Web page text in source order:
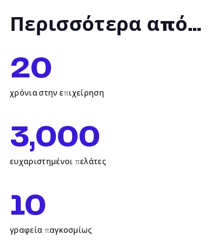
Περισσότερα από…
20
χρόνια στην επιχείρηση
3,000
ευχαριστημένοι πελάτες
10
γραφεία παγκοσμίως